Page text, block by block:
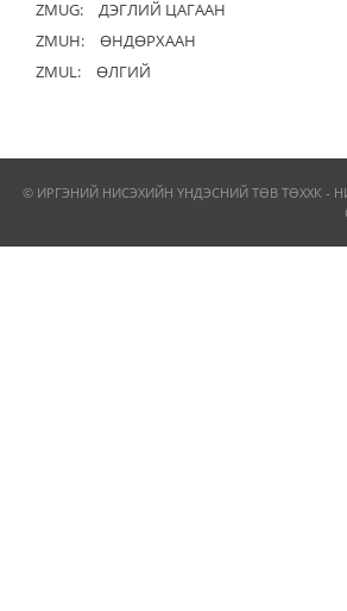
ZMUG:
ДЭГЛИЙ ЦАГААН
ZMUH:
ӨНДӨРХААН
ZMUL:
ӨЛГИЙ
© ИРГЭНИЙ НИСЭХИЙН ҮНДЭСНИЙ ТӨВ ТӨХХК -